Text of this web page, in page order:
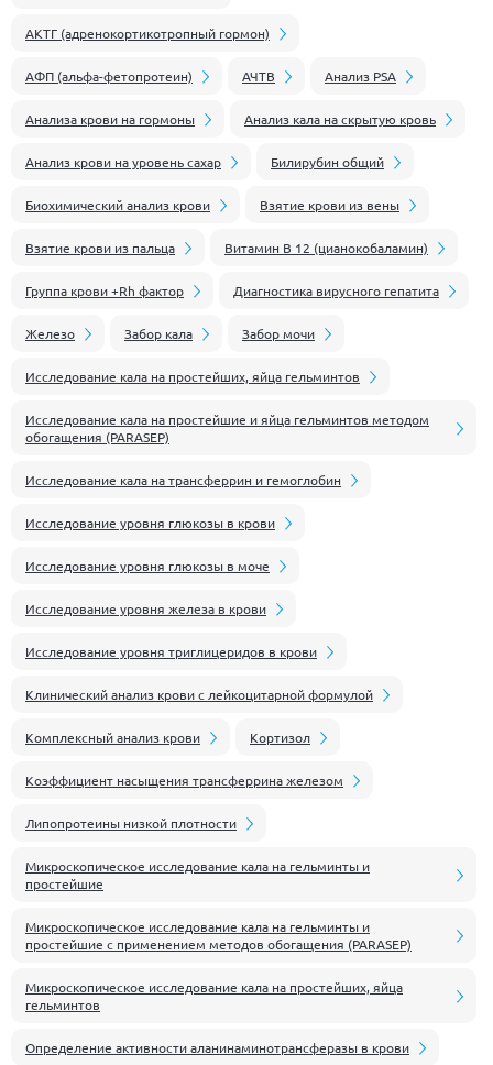
АКТГ (адренокортикотропный гормон)
АФП (альфа-фетопротеин) АЧТВ Анализ PSA
Анализа крови на гормоны Анализ кала на скрытую кровь
Анализ крови на уровень сахар Билирубин общий
Биохимический анализ крови Взятие крови из вены
Взятие крови из пальца Витамин В 12 (цианокобаламин)
Группа крови +Rh фактор Диагностика вирусного гепатита
Железо Забор кала Забор мочи
Иcследование кала на простейших, яйца гельминтов
Исследование кала на простейшие и яйца гельминтов методом
обогащения (PARASEP)
Исследование кала на трансферрин и гемоглобин
Исследование уровня глюкозы в крови
Исследование уровня глюкозы в моче
Исследование уровня железа в крови
Исследование уровня триглицеридов в крови
Клинический анализ крови с лейкоцитарной формулой
Комплексный анализ крови Кортизол
Коэффициент насыщения трансферрина железом
Липопротеины низкой плотности
Микроскопическое исследование кала на гельминты и
простейшие
Микроскопическое исследование кала на гельминты и
простейшие с применением методов обогащения (PARASEP)
Микроскопическое исследование кала на простейших, яйца
гельминтов
Определение активности аланинаминотрансферазы в крови